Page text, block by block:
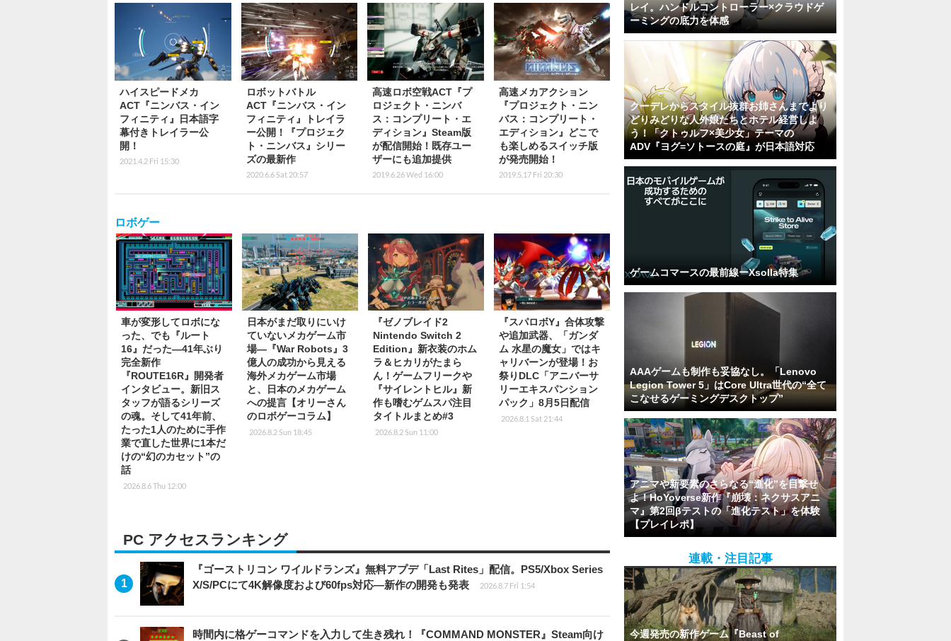
ハイスピードメカ
ACT『ニンバス・イン
フィニティ』日本語字
幕付きトレイラー公
開！
2021.4.2 Fri 15:30
ロボットバトル
ACT『ニンバス・イン
フィニティ』トレイラ
ー公開！『プロジェク
ト・ニンバス』シリー
ズの最新作
2020.6.6 Sat 20:57
高速ロボ空戦ACT『プ
ロジェクト・ニンバ
ス：コンプリート・エ
ディション』Steam版
が配信開始！既存ユー
ザーにも追加提供
2019.6.26 Wed 16:00
高速メカアクション
『プロジェクト・ニン
バス：コンプリート・
エディション』どこで
も楽しめるスイッチ版
が発売開始！
2019.5.17 Fri 20:30
ロボゲー
車が変形してロボにな
った、でも『ルート
16』だった―41年ぶり
完全新作
『ROUTE16R』開発者
インタビュー。新旧ス
タッフが語るシリーズ
の魂。そして41年前、
たった1人のために手作
業で直した世界に1本だ
けの“幻のカセット”の
話
2026.8.6 Thu 12:00
日本がまだ取りにいけ
ていないメカゲーム市
場―『War Robots』3
億人の成功から見える
海外メカゲーム市場
と、日本のメカゲーム
への提言【オリーさん
のロボゲーコラム】
2026.8.2 Sun 18:45
『ゼノブレイド2
Nintendo Switch 2
Edition』新衣装のホム
ラ＆ヒカリがたまら
ん！ゲームフリークや
『サイレントヒル』新
作も嗜むゲムスパ注目
タイトルまとめ#3
2026.8.2 Sun 11:00
『スパロボY』合体攻撃
や追加武器、「ガンダ
ム 水星の魔女」ではキ
ャリバーンが登場！お
祭りDLC「アニバーサ
リーエキスパンション
パック」8月5日配信
2026.8.1 Sat 21:44
PC アクセスランキング
『ゴーストリコン ワイルドランズ』無料アプデ「Last Rites」配信。PS5/Xbox Series
X/S/PCにて4K解像度および60fps対応―新作の開発も発表
2026.8.7 Fri 1:54
時間内に格ゲーコマンドを入力して生き残れ！『COMMAND MONSTER』Steam向け
レイ。ハンドルコントローラー×クラウドゲ
ーミングの底力を体感
クーデレからスタイル抜群お姉さんまでより
どりみどりな人外娘たちとホテル経営しよ
う！「クトゥルフ×美少女」テーマの
ADV『ヨグ=ソトースの庭』が日本語対応
ゲームコマースの最前線ーXsolla特集
AAAゲームも制作も妥協なし。「Lenovo
Legion Tower 5」はCore Ultra世代の“全て
こなせるゲーミングデスクトップ”
アニマや新要素のさらなる“進化”を目撃せ
よ！HoYoverse新作『崩壊：ネクサスアニ
マ』第2回βテストの「進化テスト」を体験
【プレイレポ】
連載・注目記事
今週発売の新作ゲーム『Beast of